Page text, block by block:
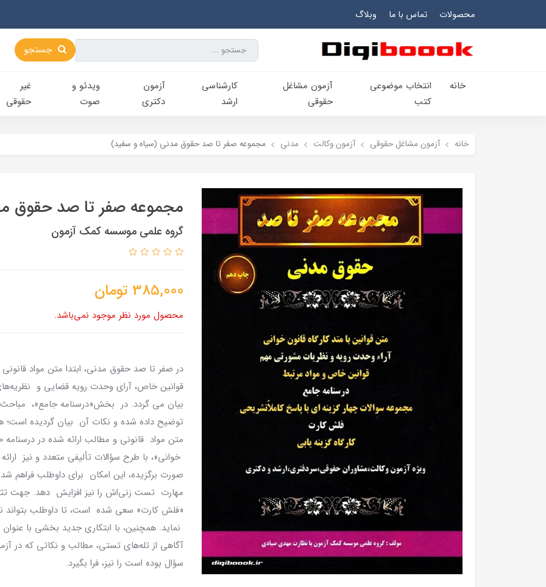
محصولات تماس با ما وبلاگ
جستجو
خانه
انتخاب​ موضوعي​
کتب
آزمون مشاغل
حقوقی
کارشناسی‌
ارشد
آزمون
دکتری
ویدئو و
صوت
غیر
حقوقی
خانه آزمون مشاغل حقوقی آزمون وکالت مدنی مجموعه صفر تا صد حقوق مدنی (سیاه و سفید)
مجموعه صفر تا صد حقوق
گروه علمی موسسه کمک آزمون
385,000 تومان
محصول مورد نظر موجود نمی‌باشد.
در صفر تا صد حقوق مدنی، ابتدا متن مواد
قوانین خاص، آرای وحدت رویه قضایی و
بیان می گردد. در بخش«درسنامه جامع»، مباحث
توضیح داده شده و نکات آن بیان گردیده
متن مواد قانونی و مطالب ارائه شده در
خوانی»، با طرح سؤالات تألیفی متعدد و نیز
صورت برگزیده، این امکان برای داوطلب فراهم
مهارت تست زنی‌اش را نیز افزایش دهد. جهت
«فلش کارت» سعی شده است، تا داوطلب بتواند
نماید. همچنین، با ابتکاری جدید بخشی با
آگاهی از تله‌های تستی، مطالب و نکاتی که در
سؤال بوده است را نیز، فرا بگیرد.